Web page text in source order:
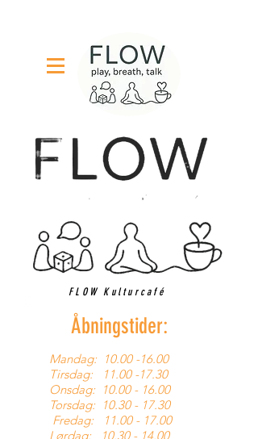
FLOW Kulturcafé
Åbningstider:
Mandag: 10.00 -16.00
Tirsdag:
11.00 -17.30
Onsdag: 10.00 - 16.00
Torsdag: 10.30 - 17.30
Fredag:
11.00 - 17.00
Lørdag:
10.30 - 14.00